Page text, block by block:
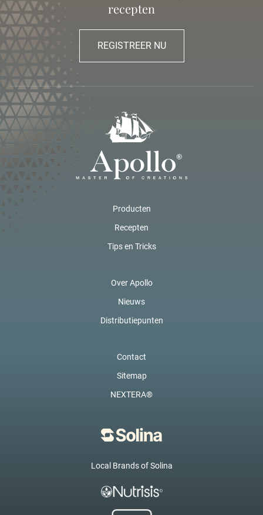
recepten
REGISTREER NU
Producten
Recepten
Tips en Tricks
Over Apollo
Nieuws
Distributiepunten
Contact
Sitemap
NEXTERA®
Local Brands of Solina